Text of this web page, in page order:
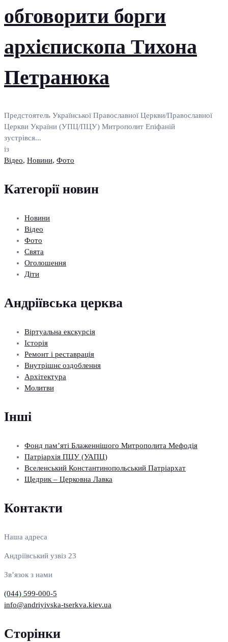
обговорити борги
архієпископа Тихона
Петранюка
Предстоятель Української Православної Церкви/Православної
Церкви України (УПЦ/ПЦУ) Митрополит Епіфаній
зустрівся...
із
Відео, Новини, Фото
Категорії новин
Новини
Відео
Фото
Свята
Оголошення
Діти
Андріївська церква
Віртуальна екскурсія
Історія
Ремонт і реставрація
Внутрішнє оздоблення
Архітектура
Молитви
Інші
Фонд пам’яті Блаженнішого Митрополита Мефодія
Патріархія ПЦУ (УАПЦ)
Вселенський Константинопольський Патріархат
Щедрик – Церковна Лавка
Контакти
Наша адреса
Андріївський узвіз 23
Зв’язок з нами
(044) 599-000-5
info@andriyivska-tserkva.kiev.ua
Сторінки